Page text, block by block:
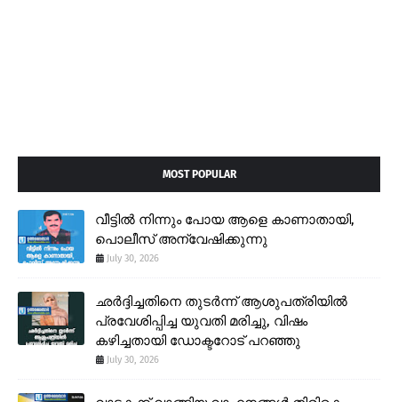
MOST POPULAR
വീട്ടിൽ നിന്നും പോയ ആളെ കാണാതായി,
പൊലീസ് അന്വേഷിക്കുന്നു
July 30, 2026
ഛർദ്ദിച്ചതിനെ തുടർന്ന് ആശുപത്രിയിൽ
പ്രവേശിപ്പിച്ച യുവതി മരിച്ചു, വിഷം
കഴിച്ചതായി ഡോക്ടറോട് പറഞ്ഞു
July 30, 2026